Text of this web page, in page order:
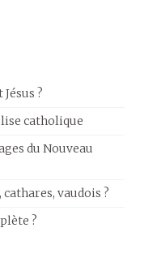
?
catholique
du Nouveau
vaudois ?
?